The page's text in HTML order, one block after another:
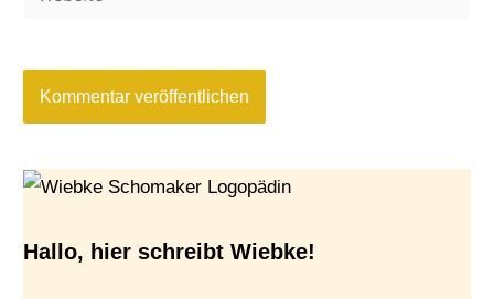
Adresse*
Hallo, hier schreibt Wiebke!